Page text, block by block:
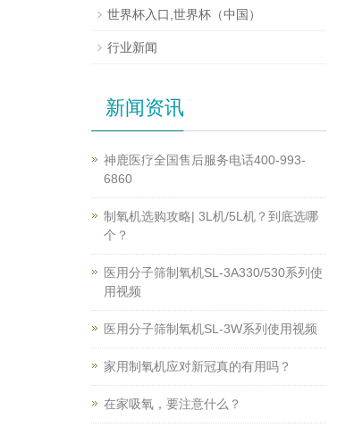
世界杯入口,世界杯（中国）
行业新闻
新闻资讯
神鹿医疗全国售后服务电话400-993-
6860
制氧机选购攻略| 3L机/5L机？到底选哪
个？
医用分子筛制氧机SL-3A330/530系列使
用视频
医用分子筛制氧机SL-3W系列使用视频
家用制氧机应对新冠真的有用吗？
在家吸氧，要注意什么？